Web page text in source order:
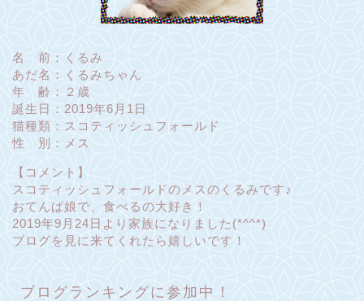
名 前：くるみ
あだ名：くるみちゃん
年 齢：２歳
誕生日：2019年6月1日
猫種類：スコティッシュフォールド
性 別：メス
【コメント】
スコティッシュフォールドのメスのくるみです♪
おてんば娘で、食べるの大好き！
2019年9月24日より家族になりました(*^^*)
ブログを見に来てくれたら嬉しいです！
ブログランキングに参加中！